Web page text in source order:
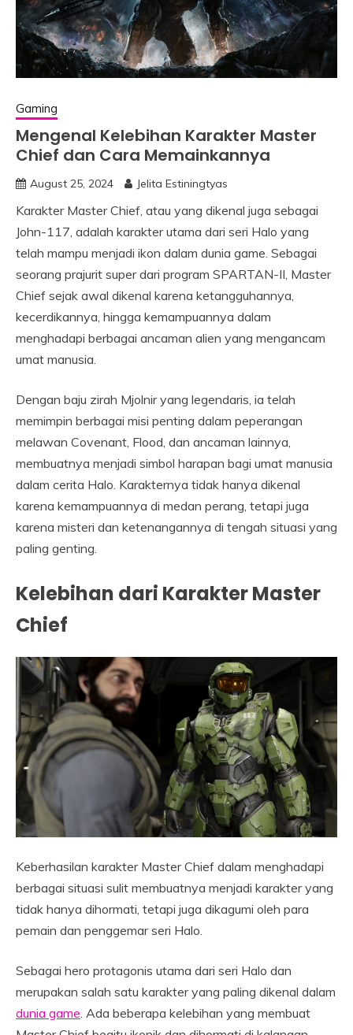
Gaming
Mengenal Kelebihan Karakter Master
Chief dan Cara Memainkannya
August 25, 2024 Jelita Estiningtyas
Karakter Master Chief, atau yang dikenal juga sebagai
John-117, adalah karakter utama dari seri Halo yang
telah mampu menjadi ikon dalam dunia game. Sebagai
seorang prajurit super dari program SPARTAN-II, Master
Chief sejak awal dikenal karena ketangguhannya,
kecerdikannya, hingga kemampuannya dalam
menghadapi berbagai ancaman alien yang mengancam
umat manusia.
Dengan baju zirah Mjolnir yang legendaris, ia telah
memimpin berbagai misi penting dalam peperangan
melawan Covenant, Flood, dan ancaman lainnya,
membuatnya menjadi simbol harapan bagi umat manusia
dalam cerita Halo. Karakternya tidak hanya dikenal
karena kemampuannya di medan perang, tetapi juga
karena misteri dan ketenangannya di tengah situasi yang
paling genting.
Kelebihan dari Karakter Master
Chief
Keberhasilan karakter Master Chief dalam menghadapi
berbagai situasi sulit membuatnya menjadi karakter yang
tidak hanya dihormati, tetapi juga dikagumi oleh para
pemain dan penggemar seri Halo.
Sebagai hero protagonis utama dari seri Halo dan
merupakan salah satu karakter yang paling dikenal dalam
dunia game . Ada beberapa kelebihan yang membuat